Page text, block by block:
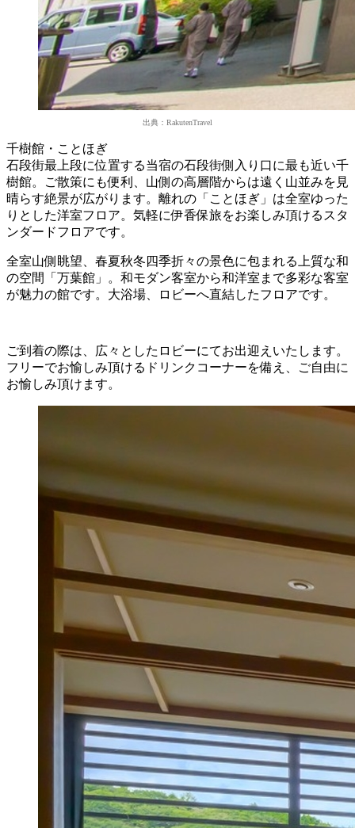
出典：RakutenTravel
千樹館・ことほぎ
石段街最上段に位置する当宿の石段街側入り口に最も近い千
樹館。ご散策にも便利、山側の高層階からは遠く山並みを見
晴らす絶景が広がります。離れの「ことほぎ」は全室ゆった
りとした洋室フロア。気軽に伊香保旅をお楽しみ頂けるスタ
ンダードフロアです。
全室山側眺望、春夏秋冬四季折々の景色に包まれる上質な和
の空間「万葉館」。和モダン客室から和洋室まで多彩な客室
が魅力の館です。大浴場、ロビーへ直結したフロアです。
ご到着の際は、広々としたロビーにてお出迎えいたします。
フリーでお愉しみ頂けるドリンクコーナーを備え、ご自由に
お愉しみ頂けます。